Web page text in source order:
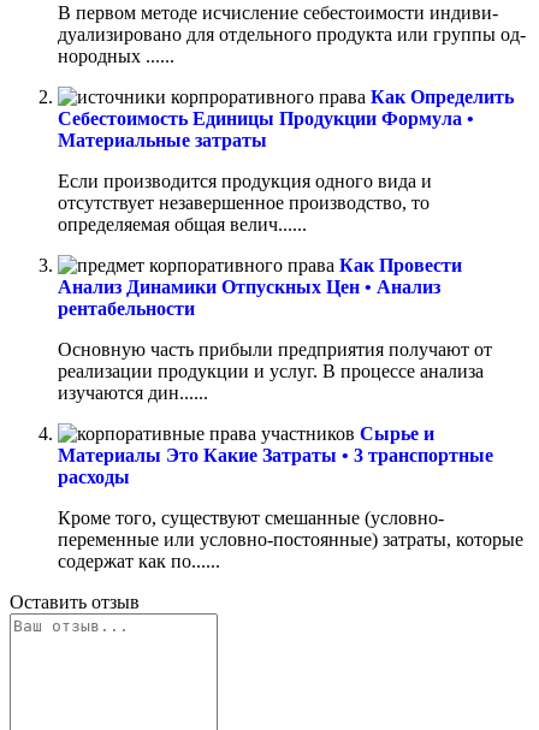
В первом методе исчисление себестоимости индиви­
дуализировано для отдельного продукта или группы од­
нородных ......
Как Определить
Себестоимость Единицы Продукции Формула •
Материальные затраты
Если производится продукция одного вида и
отсутствует незавершенное производство, то
определяемая общая велич......
Как Провести
Анализ Динамики Отпускных Цен • Анализ
рентабельности
Основную часть прибыли предприятия получают от
реализации продукции и услуг. В процессе анализа
изучаются дин......
Сырье и
Материалы Это Какие Затраты • 3 транспортные
расходы
Кроме того, существуют смешанные (условно-
переменные или условно-постоянные) затраты, которые
содержат как по......
Оставить отзыв